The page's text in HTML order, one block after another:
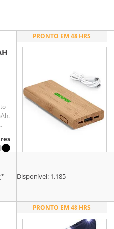
*
PRONTO EM 48 HRS
Disponível: 1.185
PRONTO EM 48 HRS